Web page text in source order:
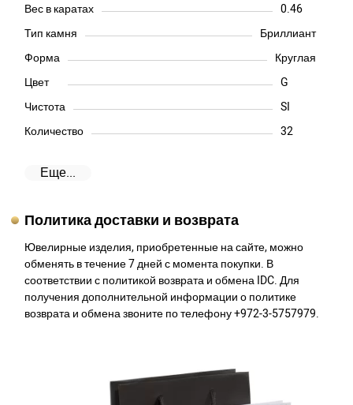
Вес в каратах
0.46
Тип камня
Бриллиант
Форма
Круглая
Цвет
G
Чистота
SI
Количество
32
Еще...
Политика доставки и возврата
Ювелирные изделия, приобретенные на сайте, можно
обменять в течение 7 дней с момента покупки. В
соответствии с политикой возврата и обмена IDC. Для
получения дополнительной информации о политике
возврата и обмена звоните по телефону +972-3-5757979.